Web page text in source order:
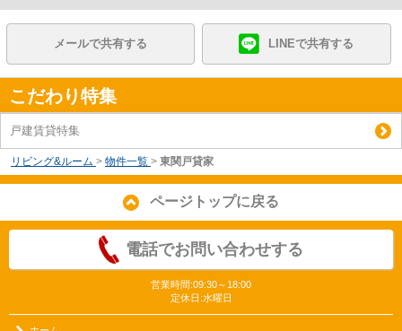
メールで共有する LINEで共有する
こだわり特集
戸建賃貸特集
リビング&ルーム > 物件一覧 > 東関戸貸家
ページトップに戻る
電話でお問い合わせする
営業時間:09:30～18:00
定休日:水曜日